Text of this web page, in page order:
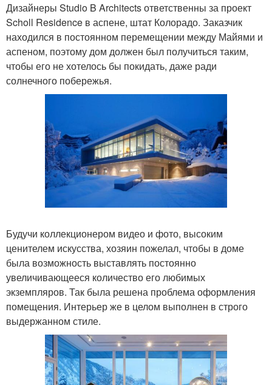
Дизайнеры Studio B Architects ответственны за проект
Scholl Residence в аспене, штат Колорадо. Заказчик
находился в постоянном перемещении между Майями и
аспеном, поэтому дом должен был получиться таким,
чтобы его не хотелось бы покидать, даже ради
солнечного побережья.
Будучи коллекционером видео и фото, высоким
ценителем искусства, хозяин пожелал, чтобы в доме
была возможность выставлять постоянно
увеличивающееся количество его любимых
экземпляров. Так была решена проблема оформления
помещения. Интерьер же в целом выполнен в строго
выдержанном стиле.